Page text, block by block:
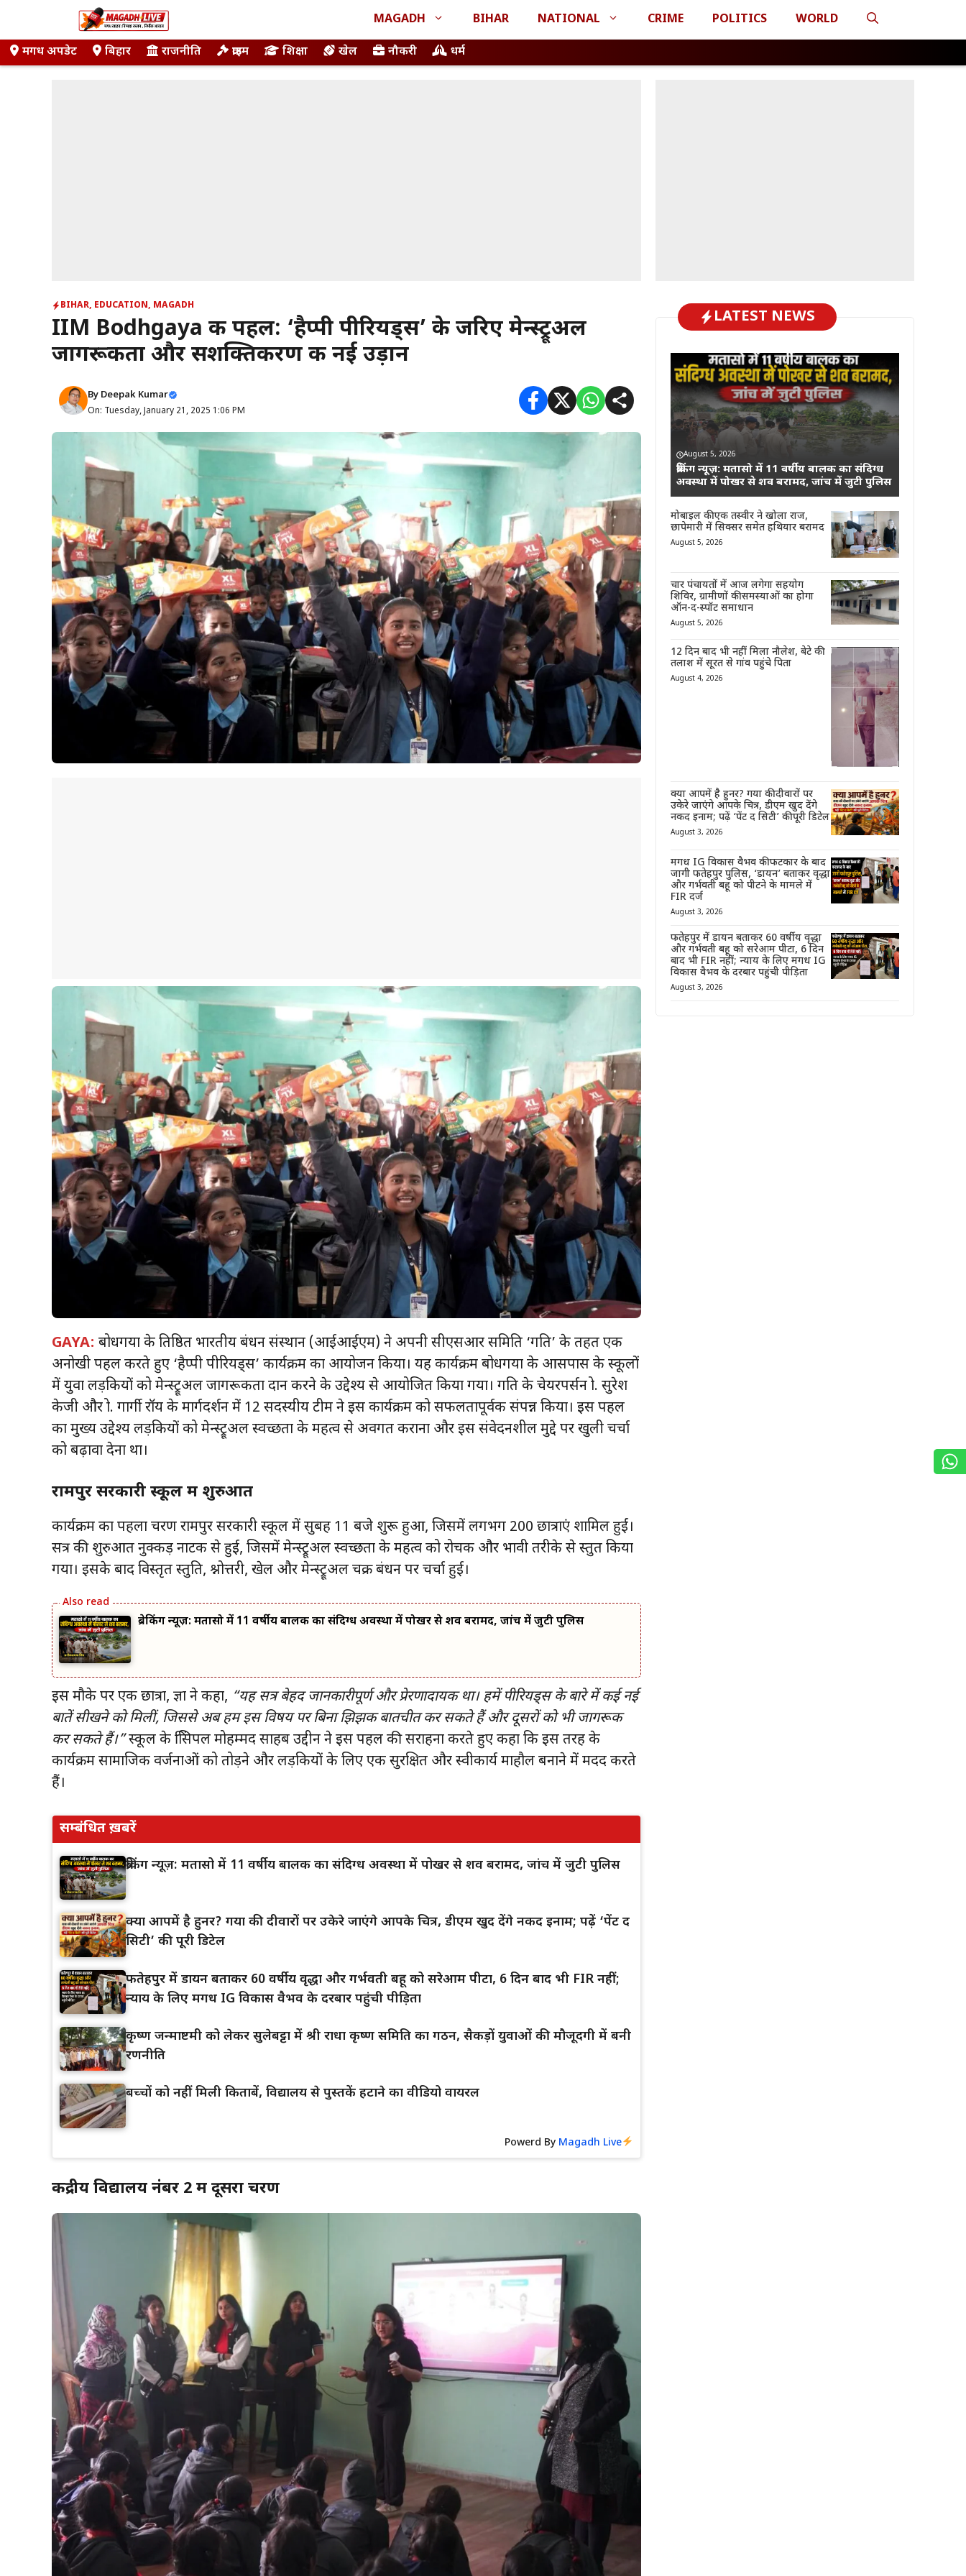
content
MAGADH BIHAR NATIONAL CRIME POLITICS WORLD
मगध अपडेट बिहार राजनीति क्राइम शिक्षा खेल नौकरी धर्म
BIHAR, EDUCATION, MAGADH
IIM Bodhgaya की पहल: ‘हैप्पी पीरियड्स’ के जरिए मेन्स्ट्रूअल
जागरूकता और सशक्तिकरण की नई उड़ान
By Deepak Kumar
On: Tuesday, January 21, 2025 1:06 PM
GAYA: बोधगया के प्रतिष्ठित भारतीय प्रबंधन संस्थान (आईआईएम) ने अपनी सीएसआर समिति ‘प्रगति’ के तहत एक
अनोखी पहल करते हुए ‘हैप्पी पीरियड्स’ कार्यक्रम का आयोजन किया। यह कार्यक्रम बोधगया के आसपास के स्कूलों
में युवा लड़कियों को मेन्स्ट्रूअल जागरूकता प्रदान करने के उद्देश्य से आयोजित किया गया। प्रगति के चेयरपर्सन प्रो. सुरेश
केजी और प्रो. गार्गी रॉय के मार्गदर्शन में 12 सदस्यीय टीम ने इस कार्यक्रम को सफलतापूर्वक संपन्न किया। इस पहल
का मुख्य उद्देश्य लड़कियों को मेन्स्ट्रूअल स्वच्छता के महत्व से अवगत कराना और इस संवेदनशील मुद्दे पर खुली चर्चा
को बढ़ावा देना था।
रामपुर सरकारी स्कूल में शुरुआत
कार्यक्रम का पहला चरण रामपुर सरकारी स्कूल में सुबह 11 बजे शुरू हुआ, जिसमें लगभग 200 छात्राएं शामिल हुईं।
सत्र की शुरुआत नुक्कड़ नाटक से हुई, जिसमें मेन्स्ट्रूअल स्वच्छता के महत्व को रोचक और प्रभावी तरीके से प्रस्तुत किया
गया। इसके बाद विस्तृत प्रस्तुति, प्रश्नोत्तरी, खेल और मेन्स्ट्रूअल चक्र प्रबंधन पर चर्चा हुई।
ब्रेकिंग न्यूज़: मतासो में 11 वर्षीय बालक का संदिग्ध अवस्था में पोखर से शव बरामद, जांच में जुटी पुलिस
इस मौके पर एक छात्रा, प्रज्ञा ने कहा, “यह सत्र बेहद जानकारीपूर्ण और प्रेरणादायक था। हमें पीरियड्स के बारे में कई नई
बातें सीखने को मिलीं, जिससे अब हम इस विषय पर बिना झिझक बातचीत कर सकते हैं और दूसरों को भी जागरूक
कर सकते हैं।”स्कूल के प्रिंसिपल मोहम्मद साहब उद्दीन ने इस पहल की सराहना करते हुए कहा कि इस तरह के
कार्यक्रम सामाजिक वर्जनाओं को तोड़ने और लड़कियों के लिए एक सुरक्षित और स्वीकार्य माहौल बनाने में मदद करते
हैं।
सम्बंधित ख़बरें
ब्रेकिंग न्यूज़: मतासो में 11 वर्षीय बालक का संदिग्ध अवस्था में पोखर से शव बरामद, जांच में जुटी पुलिस
क्या आपमें है हुनर? गया की दीवारों पर उकेरे जाएंगे आपके चित्र, डीएम खुद देंगे नकद इनाम; पढ़ें ‘पेंट द
सिटी’ की पूरी डिटेल
फतेहपुर में डायन बताकर 60 वर्षीय वृद्धा और गर्भवती बहू को सरेआम पीटा, 6 दिन बाद भी FIR नहीं;
न्याय के लिए मगध IG विकास वैभव के दरबार पहुंची पीड़िता
कृष्ण जन्माष्टमी को लेकर सुलेबट्टा में श्री राधा कृष्ण समिति का गठन, सैकड़ों युवाओं की मौजूदगी में बनी
रणनीति
बच्चों को नहीं मिली किताबें, विद्यालय से पुस्तकें हटाने का वीडियो वायरल
Powerd By Magadh Live
केंद्रीय विद्यालय नंबर 2 में दूसरा चरण
LATEST NEWS
August 5, 2026
ब्रेकिंग न्यूज़: मतासो में 11 वर्षीय बालक का संदिग्ध
अवस्था में पोखर से शव बरामद, जांच में जुटी पुलिस
मोबाइल की एक तस्वीर ने खोला राज,
छापेमारी में सिक्सर समेत हथियार बरामद
August 5, 2026
चार पंचायतों में आज लगेगा सहयोग
शिविर, ग्रामीणों की समस्याओं का होगा
ऑन-द-स्पॉट समाधान
August 5, 2026
12 दिन बाद भी नहीं मिला नौलेश, बेटे की
तलाश में सूरत से गांव पहुंचे पिता
August 4, 2026
क्या आपमें है हुनर? गया की दीवारों पर
उकेरे जाएंगे आपके चित्र, डीएम खुद देंगे
नकद इनाम; पढ़ें ‘पेंट द सिटी’ की पूरी डिटेल
August 3, 2026
मगध IG विकास वैभव की फटकार के बाद
जागी फतेहपुर पुलिस, ‘डायन’ बताकर वृद्धा
और गर्भवती बहू को पीटने के मामले में
FIR दर्ज
August 3, 2026
फतेहपुर में डायन बताकर 60 वर्षीय वृद्धा
और गर्भवती बहू को सरेआम पीटा, 6 दिन
बाद भी FIR नहीं; न्याय के लिए मगध IG
विकास वैभव के दरबार पहुंची पीड़िता
August 3, 2026